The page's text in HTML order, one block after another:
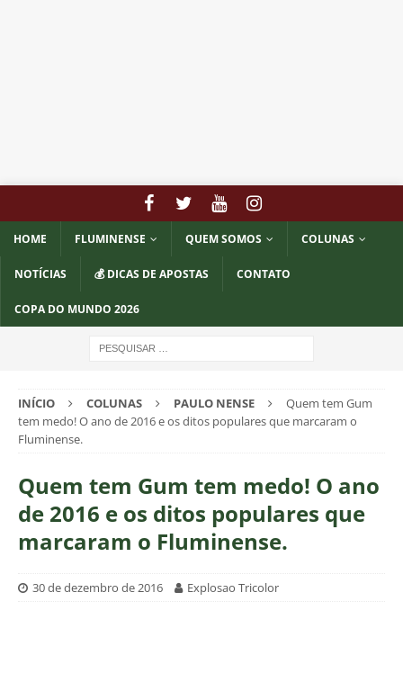
HOME FLUMINENSE QUEM SOMOS COLUNAS
NOTÍCIAS 💰 DICAS DE APOSTAS CONTATO
COPA DO MUNDO 2026
INÍCIO COLUNAS PAULO NENSE
Quem tem Gum
tem medo! O ano de 2016 e os ditos populares que marcaram o
Fluminense.
Quem tem Gum tem medo! O ano
de 2016 e os ditos populares que
marcaram o Fluminense.
30 de dezembro de 2016 Explosao Tricolor